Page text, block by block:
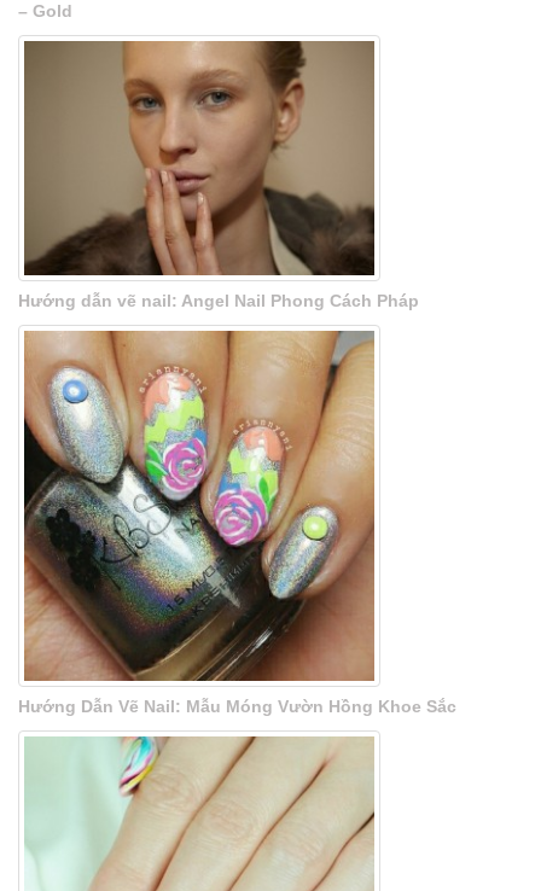
– Gold
Hướng dẫn vẽ nail: Angel Nail Phong Cách Pháp
Hướng Dẫn Vẽ Nail: Mẫu Móng Vườn Hồng Khoe Sắc